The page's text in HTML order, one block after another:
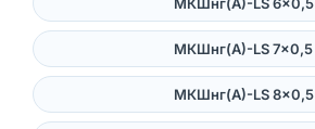
МКШнг(А)-LS 7×0,5
МКШнг(А)-LS 8×0,5